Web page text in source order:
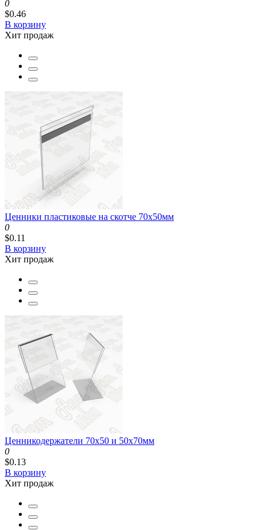
0
$0.46
В корзину
Хит продаж
Ценники пластиковые на скотче 70x50мм
0
$0.11
В корзину
Хит продаж
Ценникодержатели 70x50 и 50x70мм
0
$0.13
В корзину
Хит продаж